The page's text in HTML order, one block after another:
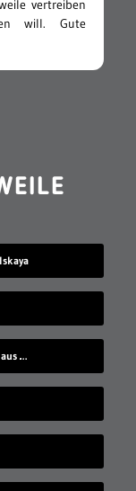
vertreiben
will. Gute
„Das Flüstern der Felder“: Film besteht aus Ölgemälden als Frames